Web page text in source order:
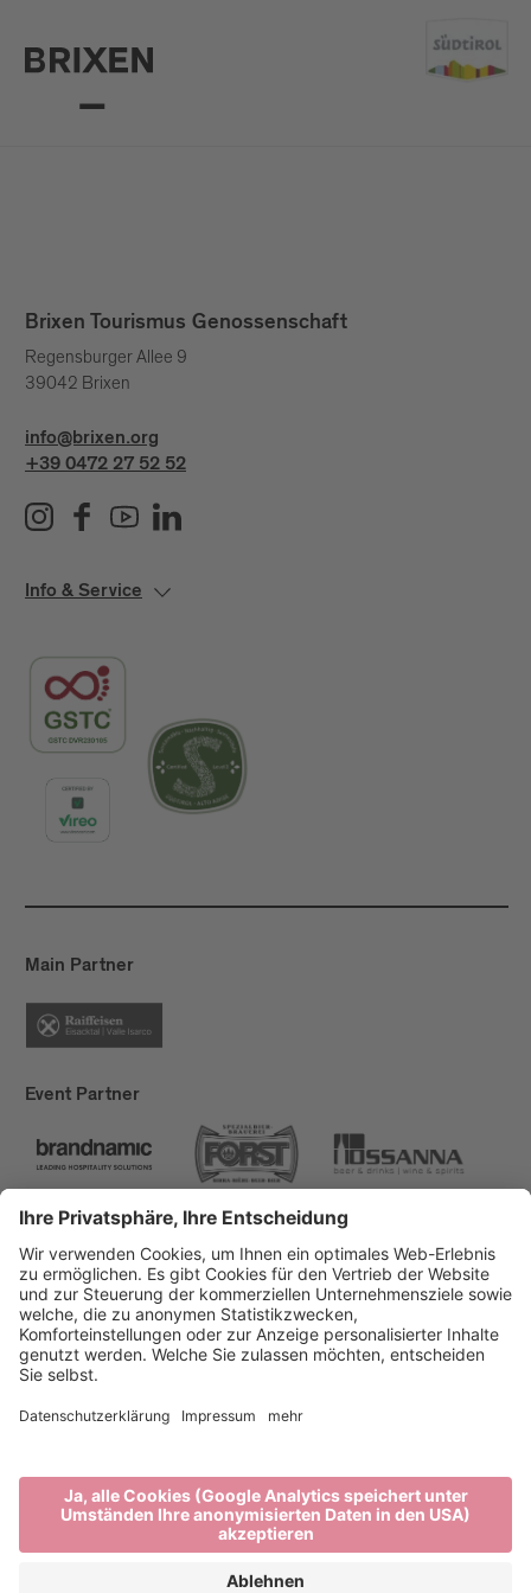
Brixen Tourismus Genossenschaft
Regensburger Allee 9
39042 Brixen
info@brixen.org
+39 0472 27 52 52
Info & Service
Main Partner
Event Partner
Brixen Tourismus
Privacy
Impressum
Förderungen
produced by